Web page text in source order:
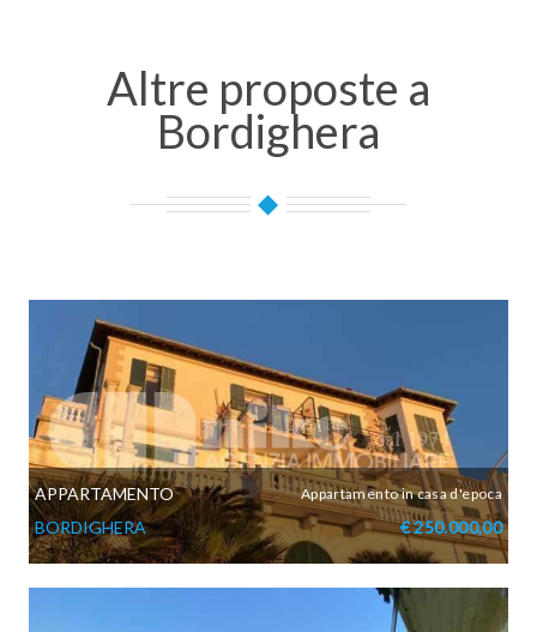
Altre proposte a
Bordighera
APPARTAMENTO
BORDIGHERA
Appartamento in casa d'epoca
€ 250.000,00